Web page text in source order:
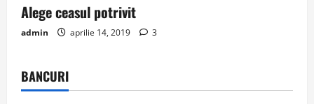
Alege ceasul potrivit
admin aprilie 14, 2019 3
BANCURI